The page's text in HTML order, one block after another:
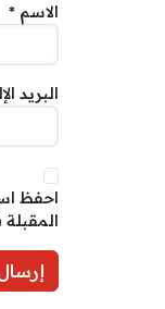
الاسم *
البريد
احفظ